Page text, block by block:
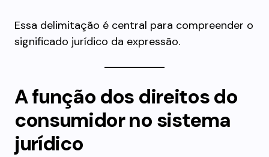
Essa delimitação é central para compreender o
significado jurídico da expressão.
A função dos direitos do
consumidor no sistema
jurídico